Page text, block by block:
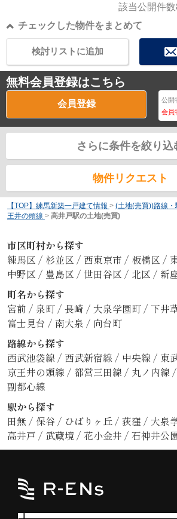
該当公開件数
チェックした物件をまとめて
検討リストに追加
無料会員登録はこちら
会員登録 公開
会員
さらに条件を絞り込
物件リクエスト
【TOP】練馬新築一戸建て情報 > (土地(売買))路線
王井の頭線 > 高井戸駅の土地(売買)
市区町村から探す
練馬区 / 杉並区 / 西東京市 / 板橋区 /
中野区 / 豊島区 / 世田谷区 / 北区 / 新
町名から探す
宮前 / 泉町 / 長崎 / 大泉学園町 / 下井
富士見台 / 南大泉 / 向台町
路線から探す
西武池袋線 / 西武新宿線 / 中央線 / 東
京王井の頭線 / 都営三田線 / 丸ノ内線 /
副都心線
駅から探す
田無 / 保谷 / ひばりヶ丘 / 荻窪 / 大泉
高井戸 / 武蔵境 / 花小金井 / 石神井公